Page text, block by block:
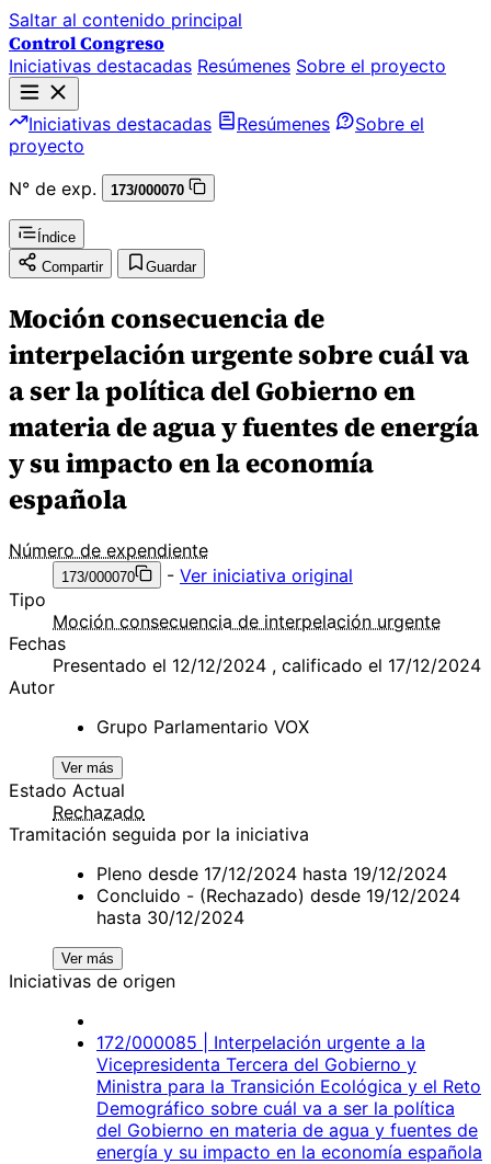
Saltar al contenido principal
Control Congreso
Iniciativas destacadas Resúmenes Sobre el proyecto
Iniciativas destacadas Resúmenes
Sobre el
proyecto
N° de exp.
173/000070
Índice
Compartir
Guardar
Moción consecuencia de
interpelación urgente sobre cuál va
a ser la política del Gobierno en
materia de agua y fuentes de energía
y su impacto en la economía
española
Número de expendiente
173/000070 - Ver iniciativa original
Tipo
Moción consecuencia de interpelación urgente
Fechas
Presentado el 12/12/2024 , calificado el 17/12/2024
Autor
Grupo Parlamentario VOX
Ver más
Estado Actual
Rechazado
Tramitación seguida por la iniciativa
Pleno desde 17/12/2024 hasta 19/12/2024
Concluido - (Rechazado) desde 19/12/2024
hasta 30/12/2024
Ver más
Iniciativas de origen
172/000085 | Interpelación urgente a la
Vicepresidenta Tercera del Gobierno y
Ministra para la Transición Ecológica y el Reto
Demográfico sobre cuál va a ser la política
del Gobierno en materia de agua y fuentes de
energía y su impacto en la economía española